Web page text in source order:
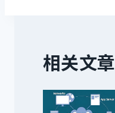
相关文章